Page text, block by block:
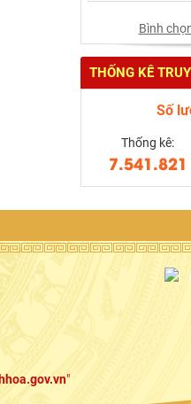
Bình
THỐNG KÊ
Số
Thống kê:
7.541.821
"